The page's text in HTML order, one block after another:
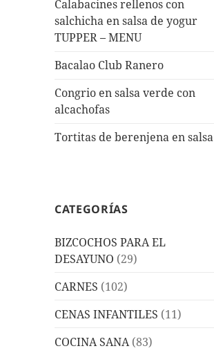
Calabacines rellenos con
salchicha en salsa de yogur
TUPPER – MENU
Bacalao Club Ranero
Congrio en salsa verde con
alcachofas
Tortitas de berenjena en salsa
CATEGORÍAS
BIZCOCHOS PARA EL
DESAYUNO (29)
CARNES (102)
CENAS INFANTILES (11)
COCINA SANA(83)